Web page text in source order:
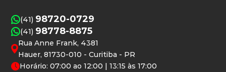
(41) 98720-0729
(41) 98778-8875
Rua Anne Frank, 4381
Hauer, 81730-010 - Curitiba - PR
Horário: 07:00 ao 12:00 | 13:15 às 17:00